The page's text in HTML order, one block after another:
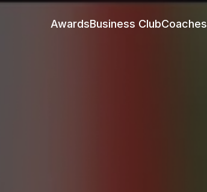
AwardsBusiness ClubCoaches